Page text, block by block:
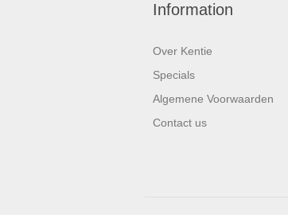
Information
Over Kentie
Specials
Algemene Voorwaarden
Contact us